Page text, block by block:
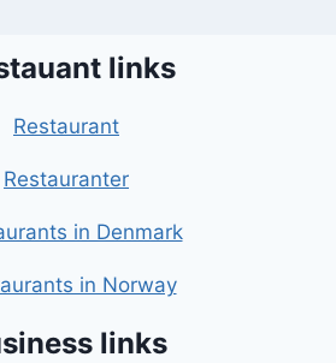
links
Restaurant
Restauranter
in Denmark
in Norway
links